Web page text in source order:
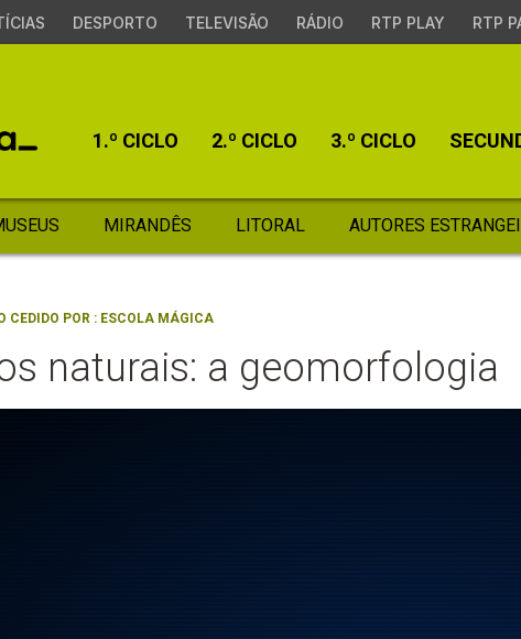
DESPORTO TELEVISÃO RÁDIO RTP PLAY RTP
1.º CICLO 2.º CICLO 3.º CICLO
MIRANDÊS LITORAL AUTORES
CEDIDO POR : ESCOLA MÁGICA
naturais: a geomorfologia